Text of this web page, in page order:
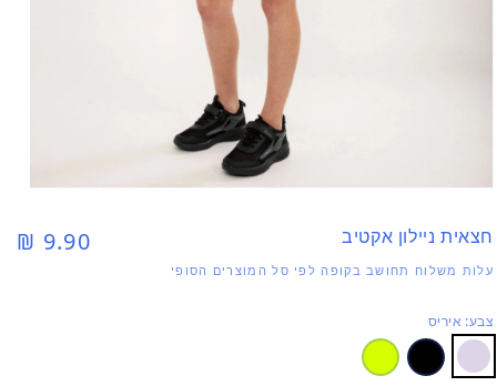
חצאית ניילון אקטיב
מחיר
9.90 ₪
עלות משלוח תחושב בקופה לפי סל המוצרים הסופי
צבע: איריס